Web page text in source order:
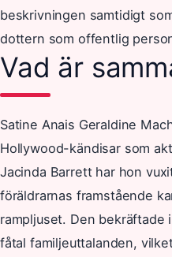
beskrivningen samtidigt
dottern som offentlig
Vad är
Satine Anais Geraldine
Hollywood-kändisar som
Jacinda Barrett har hon
föräldrarnas framstående
rampljuset. Den
fåtal familjeuttalanden,